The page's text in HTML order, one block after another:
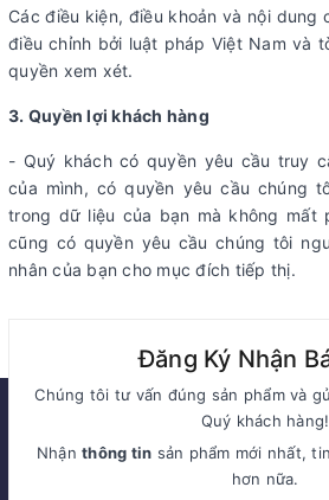
Các điều kiện, điều khoản và nội dung
điều chỉnh bởi luật pháp Việt Nam và
quyền xem xét.
3. Quyền lợi khách hàng
- Quý khách có quyền yêu cầu truy
của mình, có quyền yêu cầu chúng
trong dữ liệu của bạn mà không mất
cũng có quyền yêu cầu chúng tôi
nhân của bạn cho mục đích tiếp thị.
Đăng Ký Nhận
Chúng tôi tư vấn đúng sản phẩm và
Quý khách hàng!
Nhậnthông tin sản phẩm mới nhất,
hơn nữa.